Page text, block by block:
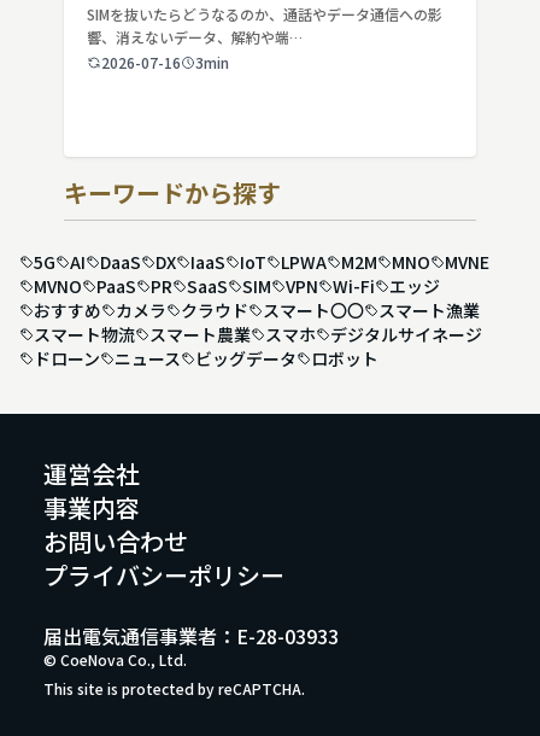
SIMを抜いたらどうなるのか、通話やデータ通信への影
響、消えないデータ、解約や端…
2026-07-16
3min
キーワードから探す
5G AI DaaS DX IaaS IoT LPWA M2M MNO
MVNE
MVNO
PaaS PR SaaS SIM VPN Wi-Fi
エッジ
おすすめ
カメラ クラウド スマート〇〇
スマート漁業
スマート物流
スマート農業 スマホ
デジタルサイネージ
ドローン
ニュース ビッグデータ ロボット
運営会社
事業内容
お問い合わせ
プライバシーポリシー
© CoeNova Co., Ltd.
This site is protected by reCAPTCHA.
届出電気通信事業者：E-28-03933